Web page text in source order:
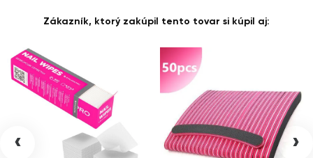
Zákazník, ktorý zakúpil tento tovar si kúpil aj:
‹ ›